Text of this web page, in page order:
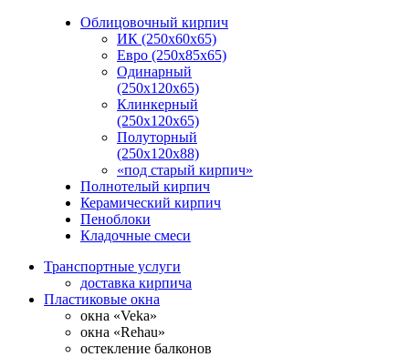
Облицовочный кирпич
ИК (250х60х65)
Евро (250х85х65)
Одинарный
(250х120х65)
Клинкерный
(250х120х65)
Полуторный
(250х120х88)
«под старый кирпич»
Полнотелый кирпич
Керамический кирпич
Пеноблоки
Кладочные смеси
Транспортные услуги
доставка кирпича
Пластиковые окна
окна «Veka»
окна «Rehau»
остекление балконов